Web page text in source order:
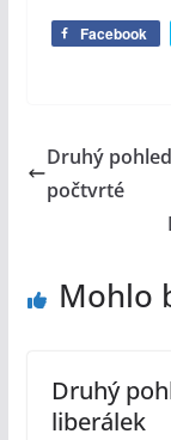
Facebook
Druhý
počtvrté
Mohlo
Druhý
liberálek